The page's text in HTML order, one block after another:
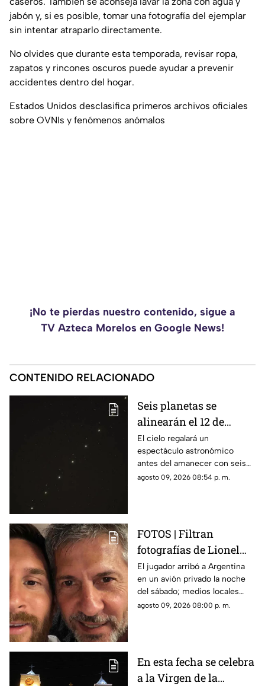
jabón y, si es posible, tomar una fotografía del ejemplar
sin intentar atraparlo directamente.
No olvides que durante esta temporada, revisar ropa,
zapatos y rincones oscuros puede ayudar a prevenir
accidentes dentro del hogar.
Estados Unidos desclasifica primeros archivos oficiales
sobre OVNIs y fenómenos anómalos
¡No te pierdas nuestro contenido, sigue a
TV Azteca Morelos en Google News!
CONTENIDO RELACIONADO
Seis planetas se
alinearán el 12 de
agosto: así podrás
observar el fenómeno
desde Morelos
El cielo regalará un
espectáculo astronómico
antes del amanecer con seis
planetas visibles desde
agosto 09, 2026 08:54 p. m.
FOTOS | Filtran
fotografías de Lionel
Messi y su familia en el
funeral de su papá
El jugador arribó a Argentina
en un avión privado la noche
del sábado; medios locales
captaron su llegada.
agosto 09, 2026 08:00 p. m.
En esta fecha se celebra
a la Virgen de la